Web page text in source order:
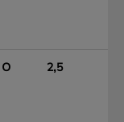
O 2,5